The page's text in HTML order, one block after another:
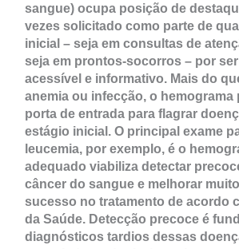
sangue) ocupa posição de
vezes solicitado como parte de
inicial – seja em consultas de
seja em prontos-socorros – por
acessível e informativo. Mais do
anemia ou infecção, o hemograma
porta de entrada para flagrar
estágio inicial. O principal exame
leucemia, por exemplo, é o
adequado viabiliza detectar
câncer do sangue e melhorar
sucesso no tratamento de acordo
da Saúde. Detecção precoce é
diagnósticos tardios dessas